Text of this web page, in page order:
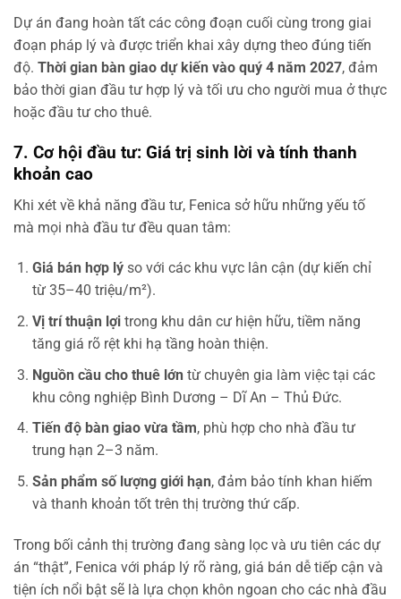
Dự án đang hoàn tất các công đoạn cuối cùng trong giai
đoạn pháp lý và được triển khai xây dựng theo đúng tiến
độ. Thời gian bàn giao dự kiến vào quý 4 năm 2027, đảm
bảo thời gian đầu tư hợp lý và tối ưu cho người mua ở thực
hoặc đầu tư cho thuê.
7. Cơ hội đầu tư: Giá trị sinh lời và tính thanh
khoản cao
Khi xét về khả năng đầu tư, Fenica sở hữu những yếu tố
mà mọi nhà đầu tư đều quan tâm:
Giá bán hợp lýso với các khu vực lân cận (dự kiến chỉ
từ 35–40 triệu/m²).
Vị trí thuận lợitrong khu dân cư hiện hữu, tiềm năng
tăng giá rõ rệt khi hạ tầng hoàn thiện.
Nguồn cầu cho thuê lớn từ chuyên gia làm việc tại các
khu công nghiệp Bình Dương – Dĩ An – Thủ Đức.
Tiến độ bàn giao vừa tầm, phù hợp cho nhà đầu tư
trung hạn 2–3 năm.
Sản phẩm số lượng giới hạn, đảm bảo tính khan hiếm
và thanh khoản tốt trên thị trường thứ cấp.
Trong bối cảnh thị trường đang sàng lọc và ưu tiên các dự
án “thật”, Fenica với pháp lý rõ ràng, giá bán dễ tiếp cận và
tiện ích nổi bật sẽ là lựa chọn khôn ngoan cho các nhà đầu